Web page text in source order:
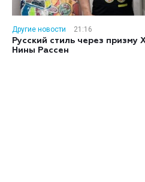
Другие новости
21:16
Русский стиль через призму
Нины Рассен